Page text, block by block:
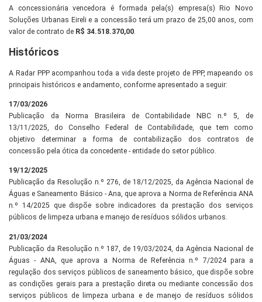
A concessionária vencedora é formada pela(s) empresa(s) Rio Novo
Soluções Urbanas Eireli e a concessão terá um prazo de 25,00 anos, com
valor de contrato de R$ 34.518.370,00.
Históricos
A Radar PPP acompanhou toda a vida deste projeto de PPP, mapeando os
principais históricos e andamento, conforme apresentado a seguir:
17/03/2026
Publicação da Norma Brasileira de Contabilidade NBC n.º 5, de
13/11/2025, do Conselho Federal de Contabilidade, que tem como
objetivo determinar a forma de contabilização dos contratos de
concessão pela ótica da concedente - entidade do setor público.
19/12/2025
Publicação da Resolução n.º 276, de 18/12/2025, da Agência Nacional de
Águas e Saneamento Básico - Ana, que aprova a Norma de Referência ANA
n.º 14/2025 que dispõe sobre indicadores da prestação dos serviços
públicos de limpeza urbana e manejo de resíduos sólidos urbanos.
21/03/2024
Publicação da Resolução n.º 187, de 19/03/2024, da Agência Nacional de
Águas - ANA, que aprova a Norma de Referência n.º 7/2024 para a
regulação dos serviços públicos de saneamento básico, que dispõe sobre
as condições gerais para a prestação direta ou mediante concessão dos
serviços públicos de limpeza urbana e de manejo de resíduos sólidos